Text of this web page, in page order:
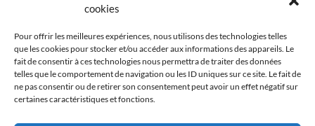
cookies
Pour offrir les meilleures expériences, nous utilisons des technologies telles
que les cookies pour stocker et/ou accéder aux informations des appareils. Le
fait de consentir à ces technologies nous permettra de traiter des données
telles que le comportement de navigation ou les ID uniques sur ce site. Le fait de
ne pas consentir ou de retirer son consentement peut avoir un effet négatif sur
certaines caractéristiques et fonctions.